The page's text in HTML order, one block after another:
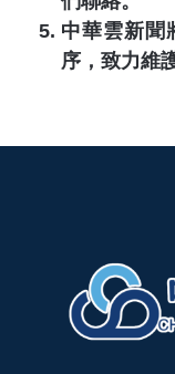
中華雲新聞
序，致力維